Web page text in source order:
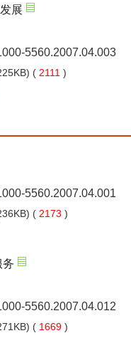
展
5560.2007.04.003
( 2111 )
5560.2007.04.001
( 2173 )
务
5560.2007.04.012
( 1669 )